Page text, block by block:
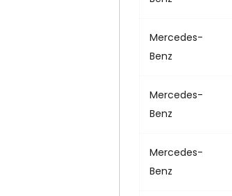
Mercedes-
Benz
Mercedes-
Benz
Mercedes-
Benz